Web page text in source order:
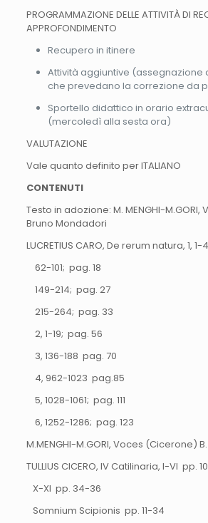
PROGRAMMAZIONE DELLE ATTIVITÀ DI
APPROFONDIMENTO
Recupero in itinere
Attività aggiuntive (assegnazione
che prevedano la correzione da
Sportello didattico in orario
(mercoledì alla sesta ora)
VALUTAZIONE
Vale quanto definito per ITALIANO
CONTENUTI
Testo in adozione: M. MENGHI-M.GORI,
Bruno Mondadori
LUCRETIUS CARO, De rerum natura, 1,
62-101; pag. 18
149-214; pag. 27
215-264; pag. 33
2, 1-19; pag. 56
3, 136-188 pag. 70
4, 962-1023 pag.85
5, 1028-1061; pag. 111
6, 1252-1286; pag. 123
M.MENGHI-M.GORI, Voces (Cicerone)
TULLIUS CICERO, IV Catilinaria, I-VI pp.
X-XI pp. 34-36
Somnium Scipionis pp. 11-34